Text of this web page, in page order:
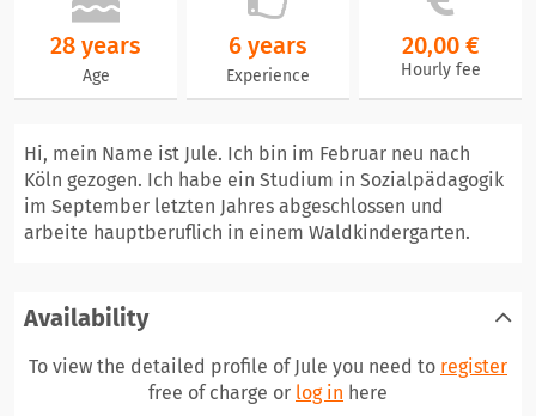
28 years
Age
6 years
Experience
20,00 €
Hourly fee
Hi, mein Name ist Jule. Ich bin im Februar neu nach
Köln gezogen. Ich habe ein Studium in Sozialpädagogik
im September letzten Jahres abgeschlossen und
arbeite hauptberuflich in einem Waldkindergarten.
Availability
To view the detailed profile of Jule you need to register
free of charge or log in here